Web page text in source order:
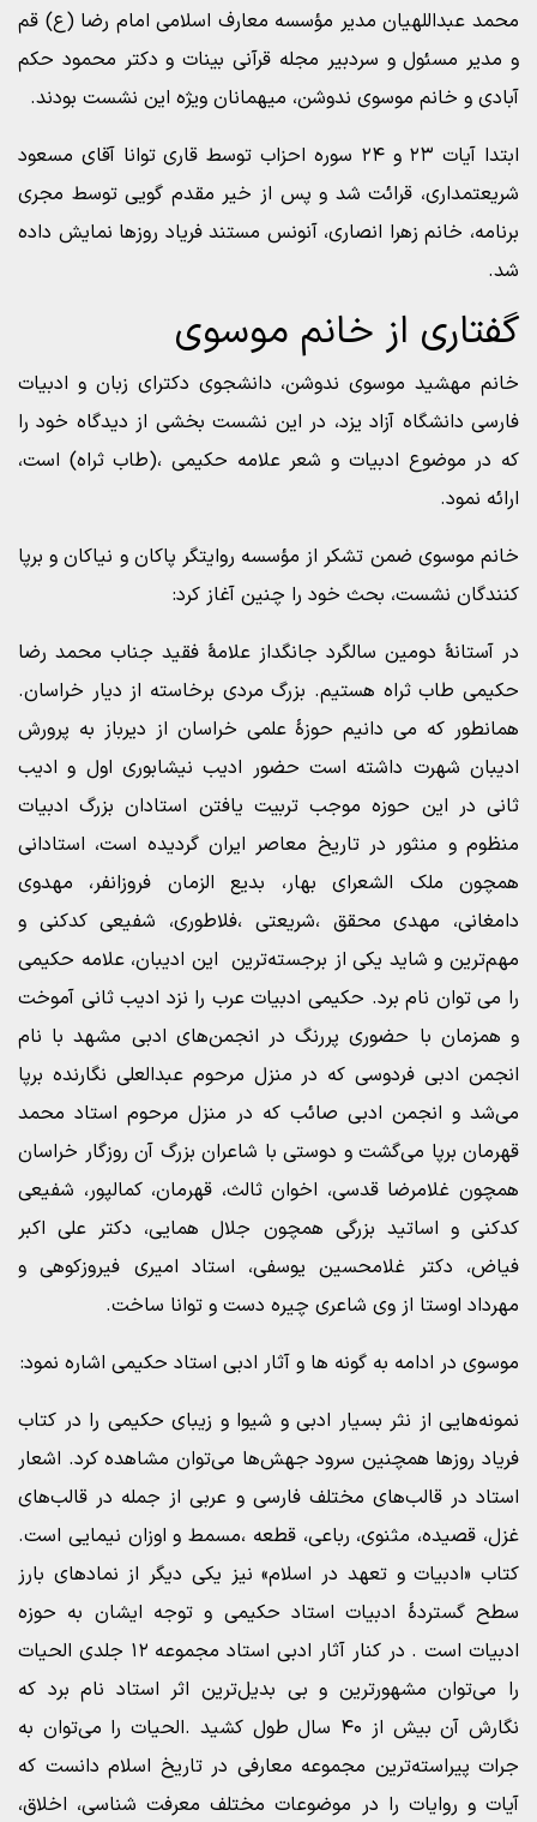
محمد عبداللهیان مدیر مؤسسه معارف اسلامی امام رضا (ع) قم
و مدیر مسئول و سردبیر مجله قرآنی بینات و دکتر محمود حکم
آبادی و خانم موسوی ندوشن، میهمانان ویژه این نشست بودند.
ابتدا آیات ۲۳ و ۲۴ سوره احزاب توسط قاری توانا آقای مسعود
شریعتمداری، قرائت شد و پس از خیر مقدم گویی توسط مجری
برنامه، خانم زهرا انصاری، آنونس مستند فریاد روزها نمایش داده
شد.
گفتاری از خانم موسوی
خانم مهشید موسوی ندوشن، دانشجوی دکترای زبان و ادبیات
فارسی دانشگاه آزاد یزد، در این نشست بخشی از دیدگاه خود را
که در موضوع ادبیات و شعر علامه حکیمی ،(طاب ثراه) است،
ارائه نمود.
خانم موسوی ضمن تشکر از مؤسسه روایتگر پاکان و نیاکان و برپا
کنندگان نشست، بحث خود را چنین آغاز کرد:
در آستانۀ دومین سالگرد جانگداز علامۀ فقید جناب محمد رضا
حکیمی طاب ثراه هستیم. بزرگ مردی برخاسته از دیار خراسان.
همانطور که می دانیم حوزۀ علمی خراسان از دیرباز به پرورش
ادیبان شهرت داشته است حضور ادیب نیشابوری اول و ادیب
ثانی در این حوزه موجب تربیت یافتن استادان بزرگ ادبیات
منظوم و منثور در تاریخ معاصر ایران گردیده است، استادانی
همچون ملک الشعرای بهار، بدیع الزمان فروزانفر، مهدوی
دامغانی، مهدی محقق ،شریعتی ،فلاطوری، شفیعی کدکنی و
مهم‌ترین و شاید یکی از برجسته‌ترین این ادیبان، علامه حکیمی
را می توان نام برد. حکیمی ادبیات عرب را نزد ادیب ثانی آموخت
و همزمان با حضوری پررنگ در انجمن‌های ادبی مشهد با نام
انجمن ادبی فردوسی که در منزل مرحوم عبدالعلی نگارنده برپا
می‌شد و انجمن ادبی صائب که در منزل مرحوم استاد محمد
قهرمان برپا می‌گشت و دوستی با شاعران بزرگ آن روزگار خراسان
همچون غلامرضا قدسی، اخوان ثالث، قهرمان، کمالپور، شفیعی
کدکنی و اساتید بزرگی همچون جلال همایی، دکتر علی اکبر
فیاض، دکتر غلامحسین یوسفی، استاد امیری فیروزکوهی و
مهرداد اوستا از وی شاعری چیره دست و توانا ساخت.
موسوی در ادامه به گونه ها و آثار ادبی استاد حکیمی اشاره نمود:
نمونه‌هایی از نثر بسیار ادبی و شیوا و زیبای حکیمی را در کتاب
فریاد روزها همچنین سرود جهش‌ها می‌توان مشاهده کرد. اشعار
استاد در قالب‌های مختلف فارسی و عربی از جمله در قالب‌های
غزل، قصیده، مثنوی، رباعی، قطعه ،مسمط و اوزان نیمایی است.
کتاب «ادبیات و تعهد در اسلام» نیز یکی دیگر از نمادهای بارز
سطح گستردۀ ادبیات استاد حکیمی و توجه ایشان به حوزه
ادبیات است . در کنار آثار ادبی استاد مجموعه ۱۲ جلدی الحیات
را می‌توان مشهورترین و بی بدیل‌ترین اثر استاد نام برد که
نگارش آن بیش از ۴۰ سال طول کشید .الحیات را می‌توان به
جرات پیراسته‌ترین مجموعه معارفی در تاریخ اسلام دانست که
آیات و روایات را در موضوعات مختلف معرفت شناسی، اخلاق،